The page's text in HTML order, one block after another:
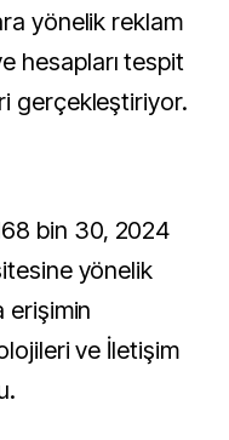
yönelik reklam
hesapları tespit
gerçekleştiriyor.
bin 30, 2024
yönelik
erişimin
ve İletişim